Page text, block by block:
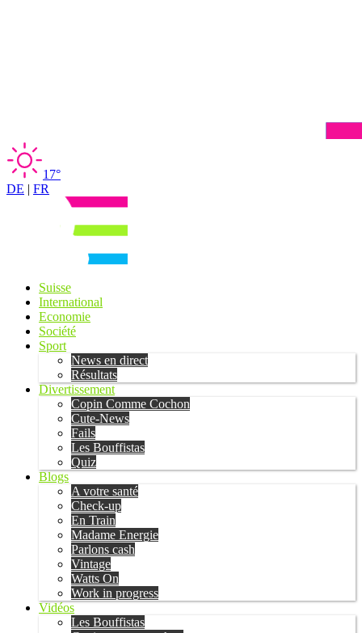
17°
DE | FR
Suisse
International
Economie
Société
Sport
News en direct
Résultats
Divertissement
Copin Comme Cochon
Cute-News
Fails
Les Bouffistas
Quiz
Blogs
A votre santé
Check-up
En Train
Madame Energie
Parlons cash
Vintage
Watts On
Work in progress
Vidéos
Les Bouffistas